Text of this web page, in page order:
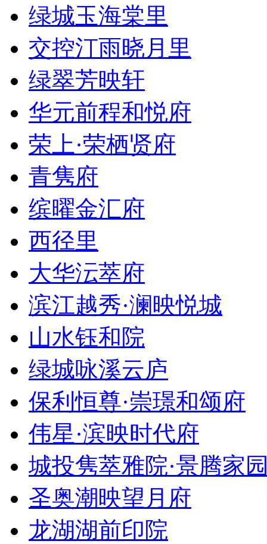
绿城玉海棠里
交控汀雨晓月里
绿翠芳映轩
华元前程和悦府
荣上·荣栖贤府
青隽府
缤曜金汇府
西径里
大华沄萃府
滨江越秀·澜映悦城
山水钰和院
绿城咏溪云庐
保利恒尊·崇璟和颂府
伟星·滨映时代府
城投隽萃雅院·景腾家
圣奥潮映望月府
龙湖湖前印院